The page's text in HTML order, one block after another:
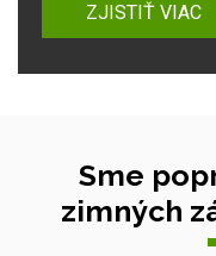
ZJISTIŤ VIAC
Sme
zimných